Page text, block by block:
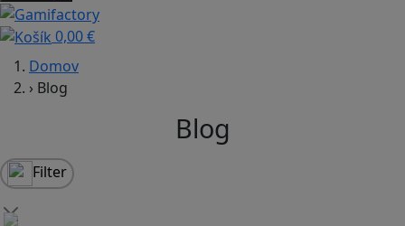
0,00 €
Domov
› Blog
Blog
Filter